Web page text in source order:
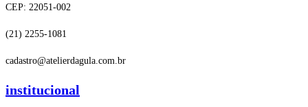
CEP: 22051-002
(21) 2255-1081
cadastro@atelierdagula.com.br
institucional